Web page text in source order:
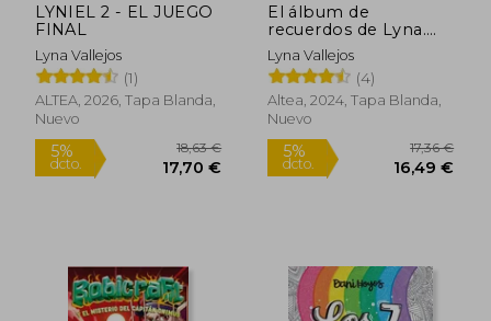
LYNIEL 2 - EL JUEGO
FINAL
Lyna Vallejos
(1)
ALTEA, 2026, Tapa Blanda,
Nuevo
El álbum de
recuerdos de Lyna.
Libro para colorear
Lyna Vallejos
(4)
Altea, 2024, Tapa Blanda,
Nuevo